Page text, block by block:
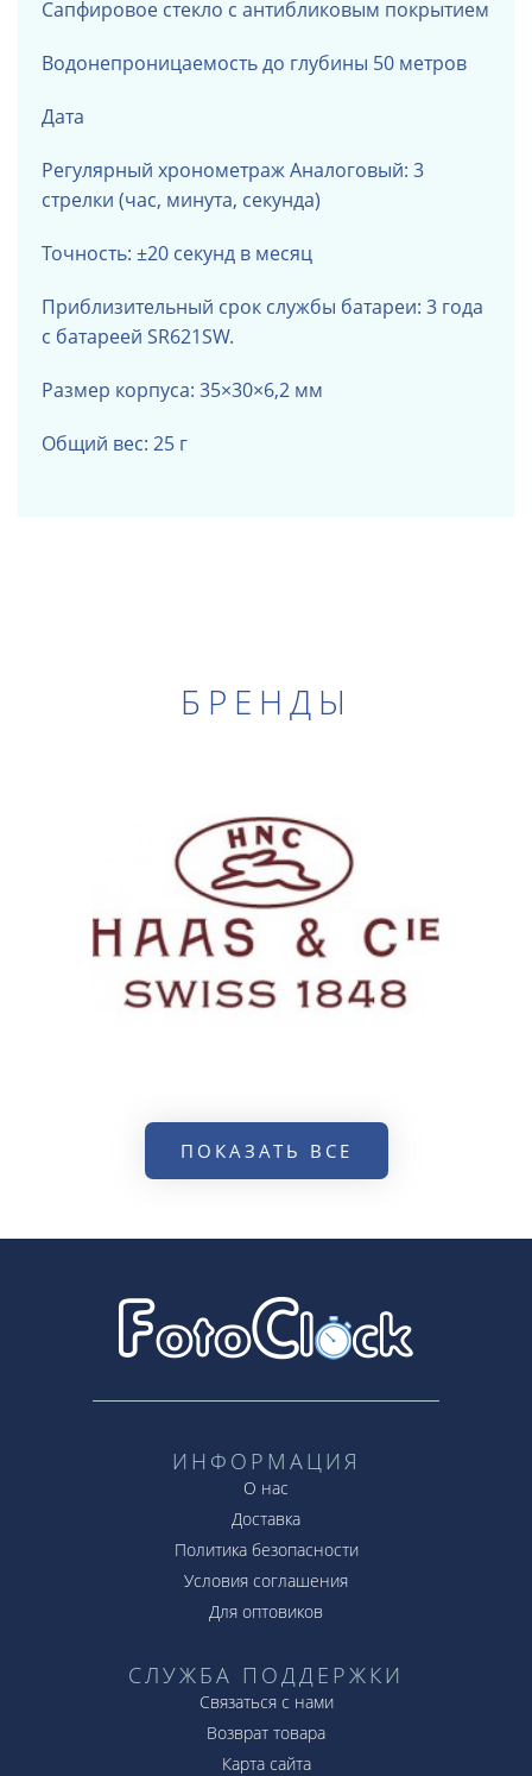
Сапфировое стекло с антибликовым покрытием
Водонепроницаемость до глубины 50 метров
Дата
Регулярный хронометражАналоговый: 3
стрелки (час, минута, секунда)
Точность: ±20 секунд в месяц
Приблизительный срок службы батареи: 3 года
с батареей SR621SW.
Размер корпуса: 35×30×6,2 мм
Общий вес: 25 г
БРЕНДЫ
ПОКАЗАТЬ ВСЕ
ИНФОРМАЦИЯ
О нас
Доставка
Политика безопасности
Условия соглашения
Для оптовиков
СЛУЖБА ПОДДЕРЖКИ
Связаться с нами
Возврат товара
Карта сайта